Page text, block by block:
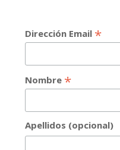
Dirección Email *
Nombre *
Apellidos (opcional)